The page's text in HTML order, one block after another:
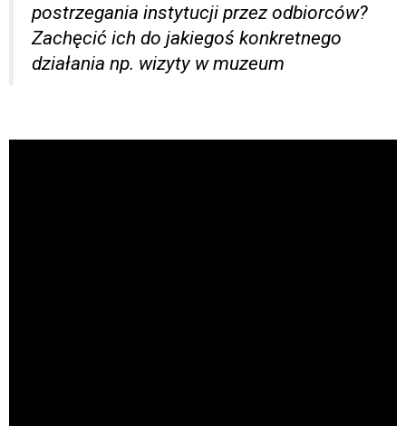
postrzegania instytucji przez odbiorców?
Zachęcić ich do jakiegoś konkretnego
działania np. wizyty w muzeum